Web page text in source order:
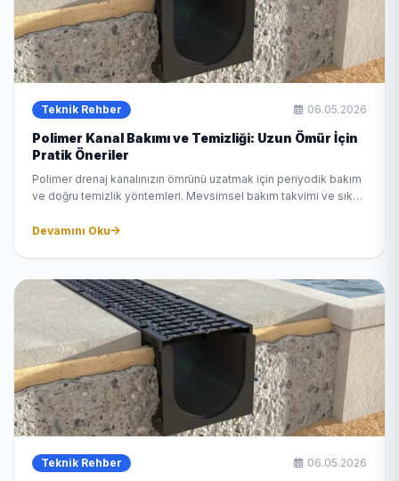
Teknik Rehber 06.05.2026
Polimer Kanal Bakımı ve Temizliği: Uzun Ömür İçin
Pratik Öneriler
Polimer drenaj kanalınızın ömrünü uzatmak için periyodik bakım
ve doğru temizlik yöntemleri. Mevsimsel bakım takvimi ve sık
Devamını Oku
Teknik Rehber 06.05.2026